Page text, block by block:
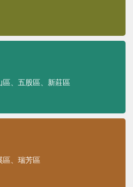
區、五股區、新莊區
區、瑞芳區